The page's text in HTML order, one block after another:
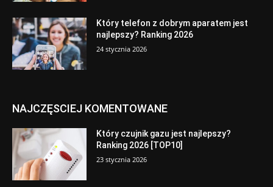
Który telefon z dobrym aparatem jest
najlepszy? Ranking 2026
24 stycznia 2026
NAJCZĘSCIEJ KOMENTOWANE
Który czujnik gazu jest najlepszy?
Ranking 2026 [TOP10]
23 stycznia 2026